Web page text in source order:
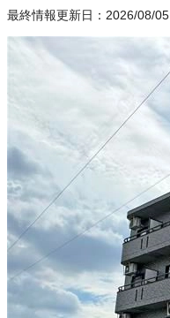
最終情報更新日：2026/08/05